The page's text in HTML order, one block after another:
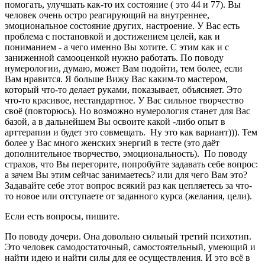
помогать, улучшать как-то их состояние ( это 44 и 77). Вы
человек очень остро реагирующий на внутреннее,
эмоциональное состояние других, настроение. У Вас есть
проблема с постановкой и достижением целей, как и
пониманием - а чего именно Вы хотите. С этим как и с
заниженной самооценкой нужно работать. По поводу
нумерологии, думаю, может Вам подойти, тем более, если
Вам нравится. Я больше Вижу Вас каким-то мастером,
который что-то делает руками, показывает, объясняет. Это
что-то красивое, нестандартное. У Вас сильное творчество
своё (повторюсь). Но возможно нумерология станет для Вас
базой, а в дальнейшем Вы освоите какой -либо опыт в
арттерапии и будет это совмещать. Ну это как вариант))). Тем
более у Вас много женских энергий в тесте (это даёт
дополнительное творчество, эмоциональность). По поводу
страхов, что Вы перегорите, попробуйте задавать себе вопрос:
а зачем Вы этим сейчас занимаетесь? или для чего Вам это?
Задавайте себе этот вопрос всякий раз как цепляетесь за что-
то новое или отступаете от заданного курса (желания, цели).
Если есть вопросы, пишите.
По поводу дочери. Она довольно сильный третий психотип.
Это человек самодостаточный, самостоятельный, умеющий и
найти идею и найти силы для ее осуществления. И это всё в